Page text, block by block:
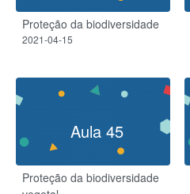
Proteção da biodiversidade
2021-04-15
Aula 45
Proteção da biodiversidade